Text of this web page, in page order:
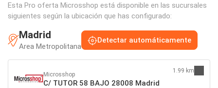
Esta Pro oferta Microsshop está disponible en las sucursales
siguientes según la ubicación que has configurado:
Madrid
Area Metropolitana
Detectar automáticamente
Microsshop
C/ TUTOR 58 BAJO 28008 Madrid
1.99 km